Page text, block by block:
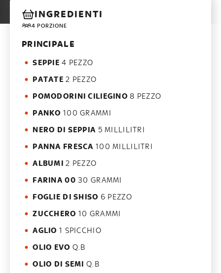
INGREDIENTI
4 PORZIONE
PRINCIPALE
SEPPIE 4 PEZZO
PATATE 2 PEZZO
POMODORINI CILIEGINO 8 PEZZO
PANKO 100 GRAMMI
NERO DI SEPPIA 5 MILLILITRI
PANNA FRESCA 100 MILLILITRI
ALBUMI 2 PEZZO
FARINA 00 30 GRAMMI
FOGLIE DI SHISO 6 PEZZO
ZUCCHERO 10 GRAMMI
AGLIO 1 SPICCHIO
OLIO EVO Q.B
OLIO DI SEMI Q.B